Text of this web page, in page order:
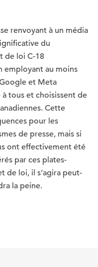
renvoyant à un média
du
de loi C-18
employant au moins
et Meta
tous et choisissent de
Cette
pour les
de presse, mais si
ont effectivement été
par ces plates-
de loi, il s’agira peut-
la peine.